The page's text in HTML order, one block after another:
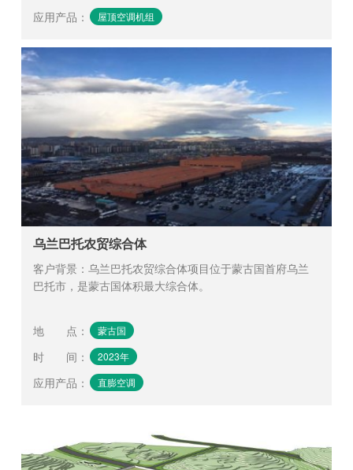
应用产品 ： 屋顶空调机组
乌兰巴托农贸综合体
客户背景：乌兰巴托农贸综合体项目位于蒙古国首府乌兰
巴托市，是蒙古国体积最大综合体。
地 点 ： 蒙古国
时 间 ： 2023年
应用产品 ： 直膨空调